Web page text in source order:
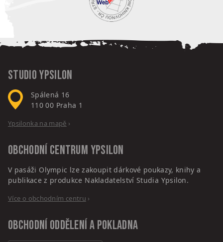
Studio Ypsilon
Spálená 16
110 00 Praha 1
Ypsilonka na mapě ›
Obchodní centrum Ypsilon
V pasáži Olympic lze zakoupit dárkové poukazy, knihy a
publikace z produkce Nakladatelství Studia Ypsilon.
Více o obchodním centru ›
Obchodní oddělení a pokladna